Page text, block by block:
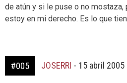
de atún y si le puse o no mostaza,
estoy en mi derecho. Es lo que
#005 JOSERRI - 15 abril 2005